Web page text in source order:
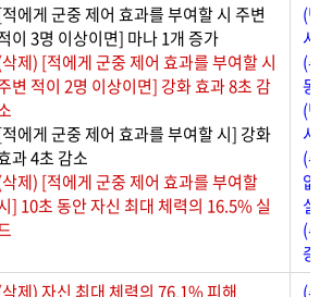
에게 군중 제어 효과를 부여할 시 주변
이 3명 이상이면] 마나 1개 증가
제) [적에게 군중 제어 효과를 부여할 시
변 적이 2명 이상이면] 강화 효과 8초 감
에게 군중 제어 효과를 부여할 시] 강화
과 4초 감소
제) [적에게 군중 제어 효과를 부여할
] 10초 동안 자신 최대 체력의 16.5% 실
(변
시]
(추
동
(변
시]
(추
없
실드
(추
증
제) 자신 최대 체력의 76.1% 피해 (추